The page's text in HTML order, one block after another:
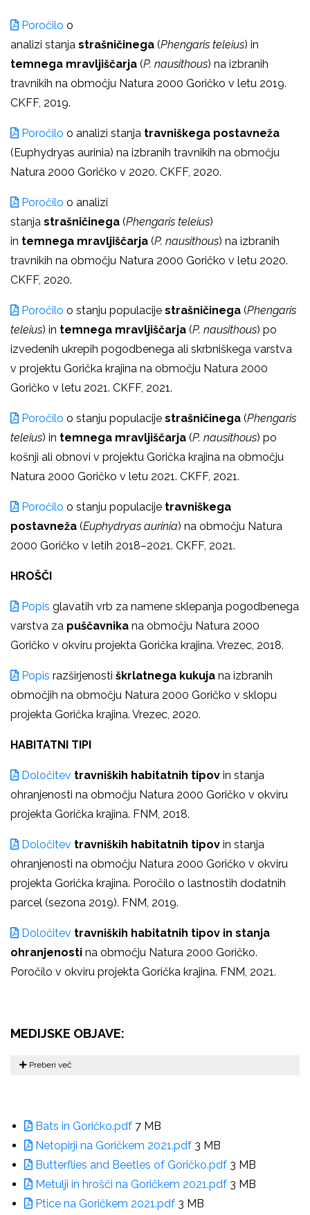
Poročilo o
analizi stanja strašničinega (Phengaris teleius) in
temnega mravljiščarja (P. nausithous) na izbranih
travnikih na območju Natura 2000 Goričko v letu 2019.
CKFF, 2019.
Poročilo o analizi stanja travniškega postavneža
(Euphydryas aurinia) na izbranih travnikih na območju
Natura 2000 Goričko v 2020. CKFF, 2020.
Poročilo o analizi
stanja strašničinega (Phengaris teleius)
in temnega mravljiščarja (P. nausithous) na izbranih
travnikih na območju Natura 2000 Goričko v letu 2020.
CKFF, 2020.
Poročilo o stanju populacije strašničinega (Phengaris
teleius) in temnega mravljiščarja (P. nausithous) po
izvedenih ukrepih pogodbenega ali skrbniškega varstva
v projektu Gorička krajina na območju Natura 2000
Goričko v letu 2021. CKFF, 2021.
Poročilo o stanju populacije strašničinega (Phengaris
teleius) in temnega mravljiščarja (P. nausithous) po
košnji ali obnovi v projektu Gorička krajina na območju
Natura 2000 Goričko v letu 2021. CKFF, 2021.
Poročilo o stanju populacije travniškega
postavneža (Euphydryas aurinia) na območju Natura
2000 Goričko v letih 2018–2021. CKFF, 2021.
HROŠČI
Popis glavatih vrb za namene sklepanja pogodbenega
varstva za puščavnika na območju Natura 2000
Goričko v okviru projekta Gorička krajina. Vrezec, 2018.
Popis razširjenosti škrlatnega kukuja na izbranih
območjih na območju Natura 2000 Goričko v sklopu
projekta Gorička krajina. Vrezec, 2020.
HABITATNI TIPI
Določitev travniških habitatnih tipov in stanja
ohranjenosti na območju Natura 2000 Goričko v okviru
projekta Gorička krajina. FNM, 2018.
Določitev travniških habitatnih tipov in stanja
ohranjenosti na območju Natura 2000 Goričko v okviru
projekta Gorička krajina. Poročilo o lastnostih dodatnih
parcel (sezona 2019). FNM, 2019.
Določitev travniških habitatnih tipov in stanja
ohranjenosti na območju Natura 2000 Goričko.
Poročilo v okviru projekta Gorička krajina. FNM, 2021.
MEDIJSKE OBJAVE:
Preberi več
Bats in Goričko.pdf 7 MB
Netopirji na Goričkem 2021.pdf 3 MB
Butterflies and Beetles of Goričko.pdf 3 MB
Metulji in hrošči na Goričkem 2021.pdf 3 MB
Ptice na Goričkem 2021.pdf 3 MB